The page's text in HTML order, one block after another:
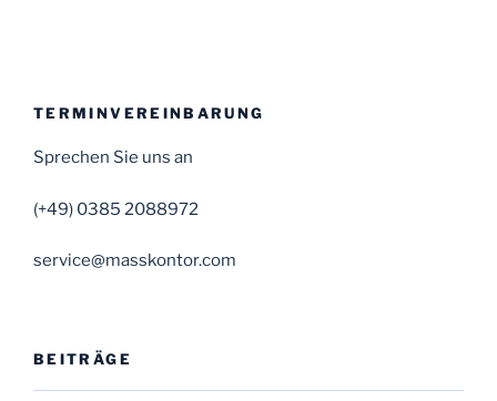
TERMINVEREINBARUNG
Sprechen Sie uns an
(+49) 0385 2088972
service@masskontor.com
BEITRÄGE